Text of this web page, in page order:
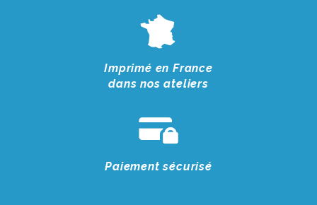
Imprimé en France
dans nos ateliers
Paiement sécurisé